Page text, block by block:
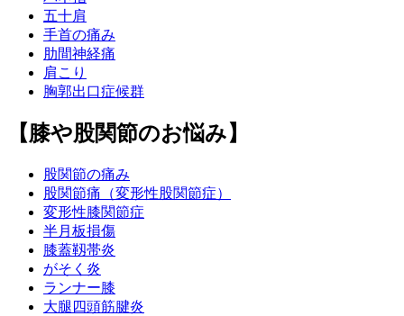
五十肩
手首の痛み
肋間神経痛
肩こり
胸郭出口症候群
【膝や股関節のお悩み】
股関節の痛み
股関節痛（変形性股関節症）
変形性膝関節症
半月板損傷
膝蓋靱帯炎
がそく炎
ランナー膝
大腿四頭筋腱炎